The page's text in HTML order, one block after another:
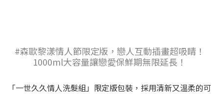
#森歐黎漾情人節限定版，戀人互動插畫超吸睛！
1000ml大容量讓戀愛保鮮期無限延長！
「一世久久情人洗髮組」限定版包裝，採用清新又溫柔的可